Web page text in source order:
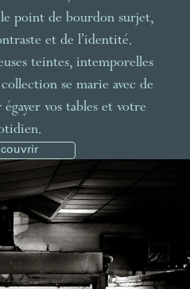
point de bourdon surjet,
et de l’identité.
teintes, intemporelles
se marie avec de
vos tables et votre